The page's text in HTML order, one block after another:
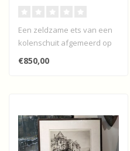
Een zeldzame ets van een
kolenschuit afgemeerd op
de Oude Maas voor
Dordrecht va..
€850,00